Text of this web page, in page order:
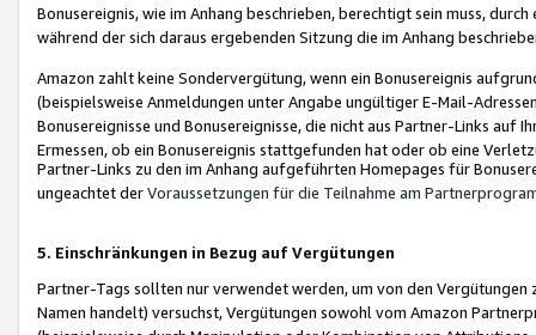
Bonusereignis, wie im Anhang beschrieben, berechtigt sein muss,
während der sich daraus ergebenden Sitzung die im Anhang
Amazon zahlt keine Sondervergütung, wenn ein Bonusereignis
(beispielsweise Anmeldungen unter Angabe ungültiger E-Mail-
Bonusereignisse und Bonusereignisse, die nicht aus Partner-Links auf
Ermessen, ob ein Bonusereignis stattgefunden hat oder ob eine
Partner-Links zu den im Anhang aufgeführten Homepages für
ungeachtet derVoraussetzungen für die Teilnahme am
5. Einschränkungen in Bezug auf Vergütungen
Partner-Tags sollten nur verwendet werden, um von den
Namen handelt) versuchst, Vergütungen sowohl vom Amazon